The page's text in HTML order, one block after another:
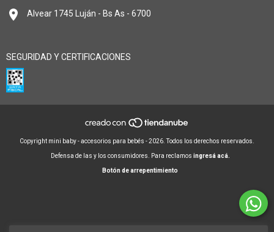
Alvear 1745 Luján - Bs As - 6700
SEGURIDAD Y CERTIFICACIONES
Copyright mini baby - accesorios para bebés - 2026. Todos los derechos reservados.
Defensa de las y los consumidores. Para reclamos ingresá acá.
Botón de arrepentimiento